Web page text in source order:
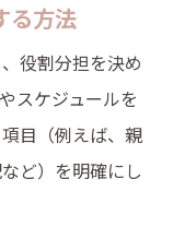
る方法
役割分担を決め
スケジュールを
目（例えば、親
ど）を明確にし